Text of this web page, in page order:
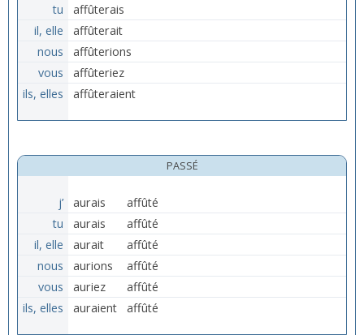
tu
affûterais
il, elle
affûterait
nous
affûterions
vous
affûteriez
ils, elles
affûteraient
PASSÉ
j’ aurais
affûté
tu
aurais
affûté
il, elle
aurait
affûté
nous
aurions
affûté
vous
auriez
affûté
ils, elles
auraient affûté